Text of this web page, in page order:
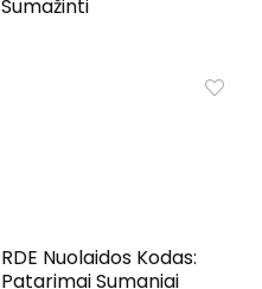
Sumažinti
RDE Nuolaidos Kodas:
Patarimai Sumaniai